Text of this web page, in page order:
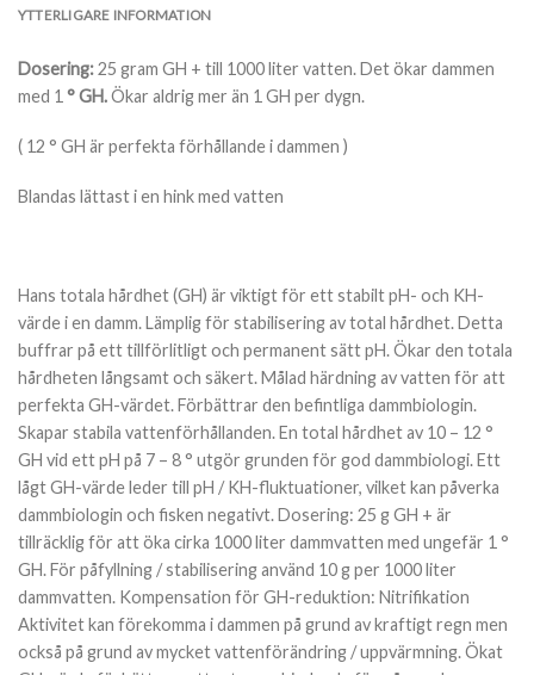
YTTERLIGARE INFORMATION
Dosering:25 gram GH + till 1000 liter vatten. Det ökar dammen
med 1 ° GH.Ökar aldrig mer än 1 GH per dygn.
( 12 ° GH är perfekta förhållande i dammen )
Blandas lättast i en hink med vatten
Hans totala hårdhet (GH) är viktigt för ett stabilt pH- och KH-
värde i en damm. Lämplig för stabilisering av total hårdhet. Detta
buffrar på ett tillförlitligt och permanent sätt pH. Ökar den totala
hårdheten långsamt och säkert. Målad härdning av vatten för att
perfekta GH-värdet. Förbättrar den befintliga dammbiologin.
Skapar stabila vattenförhållanden. En total hårdhet av 10 – 12 °
GH vid ett pH på 7 – 8 ° utgör grunden för god dammbiologi. Ett
lågt GH-värde leder till pH / KH-fluktuationer, vilket kan påverka
dammbiologin och fisken negativt. Dosering: 25 g GH + är
tillräcklig för att öka cirka 1000 liter dammvatten med ungefär 1 °
GH. För påfyllning / stabilisering använd 10 g per 1000 liter
dammvatten. Kompensation för GH-reduktion: Nitrifikation
Aktivitet kan förekomma i dammen på grund av kraftigt regn men
också på grund av mycket vattenförändring / uppvärmning. Ökat